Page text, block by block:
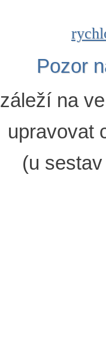
Pozor
záleží na
upravovat
(u